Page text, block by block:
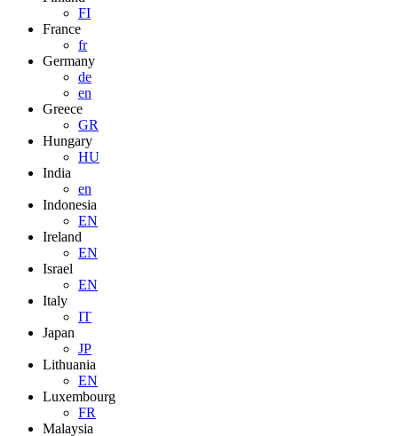
FI
France
fr
Germany
de
en
Greece
GR
Hungary
HU
India
en
Indonesia
EN
Ireland
EN
Israel
EN
Italy
IT
Japan
JP
Lithuania
EN
Luxembourg
FR
Malaysia